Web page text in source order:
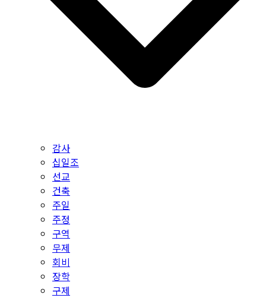
감사
십일조
선교
건축
주일
주정
구역
무제
회비
장학
구제